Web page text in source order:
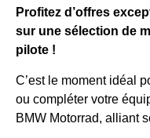
Profitez d’offres
sur une sélection de
pilote !
C’est le moment idéal
ou compléter votre
BMW Motorrad, alliant